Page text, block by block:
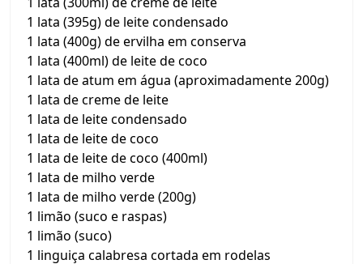
1 lata (395g) de leite condensado
1 lata (400g) de ervilha em conserva
1 lata (400ml) de leite de coco
1 lata de atum em água (aproximadamente 200g)
1 lata de creme de leite
1 lata de leite condensado
1 lata de leite de coco
1 lata de leite de coco (400ml)
1 lata de milho verde
1 lata de milho verde (200g)
1 limão (suco e raspas)
1 limão (suco)
1 linguiça calabresa cortada em rodelas